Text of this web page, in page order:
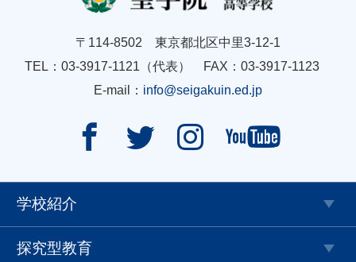
〒114-8502 東京都北区中里3-12-1
TEL：03-3917-1121（代表） FAX：03-3917-1123
E-mail： info@seigakuin.ed.jp
   
学校紹介
探究型教育